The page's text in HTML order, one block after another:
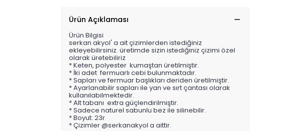
Ürün Açıklaması
Ürün Bilgisi
serkan akyol' a ait çizimlerden istediğiniz
ekleyebilirsiniz. üretimde sizin istediğiniz çizimi özel
olarak üretebiliriz
* Keten, polyester kumaştan üretilmiştir.
* İki adet fermuarlı cebi bulunmaktadır.
* Sapları ve fermuar başlıkları deriden üretilmiştir.
* Ayarlanabilir sapları ile yan ve sırt çantası olarak
kullanılabilmektedir.
* Alt tabanı extra güçlendirilmiştir.
* Sadece naturel sabunlu bez ile silinebilir.
* Boyut: 23r
* Çizimler @serkanakyol a aittir.